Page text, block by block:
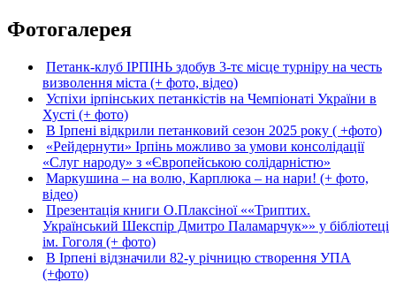
Фотогалерея
Петанк-клуб ІРПІНЬ здобув 3-тє місце турніру на честь
визволення міста (+ фото, відео)
Успіхи ірпінських петанкістів на Чемпіонаті України в
Хусті (+ фото)
В Ірпені відкрили петанковий сезон 2025 року ( +фото)
«Рейдернути» Ірпінь можливо за умови консолідації
«Слуг народу» з «Європейською солідарністю»
Маркушина – на волю, Карплюка – на нари! (+ фото,
відео)
Презентація книги О.Плаксіної ««Триптих.
Український Шекспір Дмитро Паламарчук»» у бібліотеці
ім. Гоголя (+ фото)
В Ірпені відзначили 82-у річницю створення УПА
(+фото)